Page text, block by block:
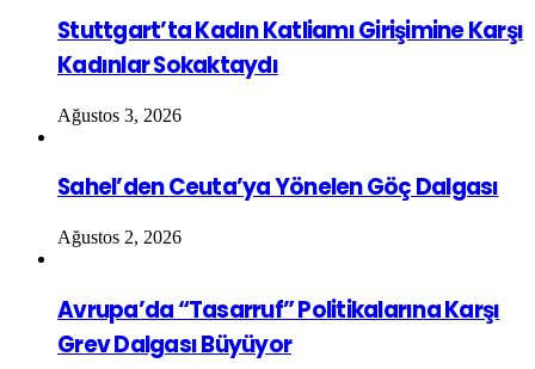
Stuttgart’ta Kadın Katliamı Girişimine Karşı
Kadınlar Sokaktaydı
Ağustos 3, 2026
Sahel’den Ceuta’ya Yönelen Göç Dalgası
Ağustos 2, 2026
Avrupa’da “Tasarruf” Politikalarına Karşı
Grev Dalgası Büyüyor